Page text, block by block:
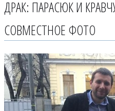
ДРАК: ПАРАСЮК И
СОВМЕСТНОЕ ФОТО